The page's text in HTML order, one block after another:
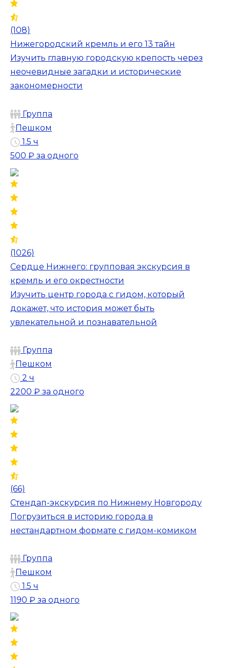
(108)
Нижегородский кремль и его 13 тайн
Изучить главную городскую крепость через
неочевидные загадки и исторические
закономерности
Группа
Пешком
1.5 ч
500 ₽ за одного
(1026)
Сердце Нижнего: групповая экскурсия в
кремль и его окрестности
Изучить центр города с гидом, который
докажет, что история может быть
увлекательной и познавательной
Группа
Пешком
2 ч
2200 ₽ за одного
(66)
Стендап-экскурсия по Нижнему Новгороду
Погрузиться в историю города в
нестандартном формате с гидом-комиком
Группа
Пешком
1.5 ч
1190 ₽ за одного